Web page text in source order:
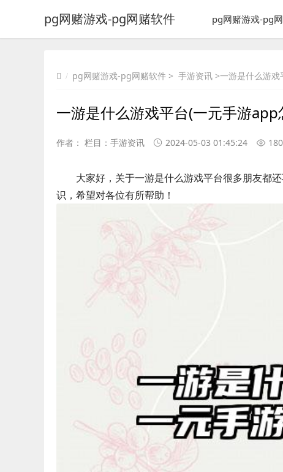
pg网赌游戏-pg网赌软件 pg网赌游戏-pg
pg网赌游戏-pg网赌软件 > 手游资讯 >一游是什么游
一游是什么游戏平台(一元手游
作者： 栏目： 手游资讯 2024-05-03 01:45:24 180
大家好，关于一游是什么游戏平台很多朋友都
识，希望对各位有所帮助！